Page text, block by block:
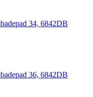
34, 6842DB
36, 6842DB